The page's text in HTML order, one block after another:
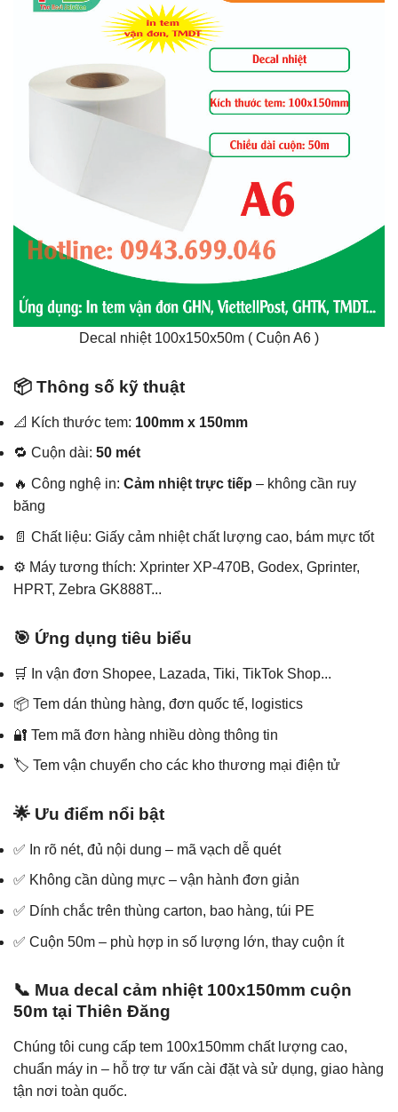
Decal nhiệt 100x150x50m ( Cuộn A6 )
📦 Thông số kỹ thuật
📐 Kích thước tem: 100mm x 150mm
🔁 Cuộn dài: 50 mét
🔥 Công nghệ in: Cảm nhiệt trực tiếp – không cần ruy
băng
📄 Chất liệu: Giấy cảm nhiệt chất lượng cao, bám mực tốt
⚙️ Máy tương thích: Xprinter XP-470B, Godex, Gprinter,
HPRT, Zebra GK888T...
🎯 Ứng dụng tiêu biểu
🛒 In vận đơn Shopee, Lazada, Tiki, TikTok Shop...
📦 Tem dán thùng hàng, đơn quốc tế, logistics
🔐 Tem mã đơn hàng nhiều dòng thông tin
🏷️ Tem vận chuyển cho các kho thương mại điện tử
🌟 Ưu điểm nổi bật
✅ In rõ nét, đủ nội dung – mã vạch dễ quét
✅ Không cần dùng mực – vận hành đơn giản
✅ Dính chắc trên thùng carton, bao hàng, túi PE
✅ Cuộn 50m – phù hợp in số lượng lớn, thay cuộn ít
📞 Mua decal cảm nhiệt 100x150mm cuộn
50m tại Thiên Đăng
Chúng tôi cung cấp tem 100x150mm chất lượng cao,
chuẩn máy in – hỗ trợ tư vấn cài đặt và sử dụng, giao hàng
tận nơi toàn quốc.